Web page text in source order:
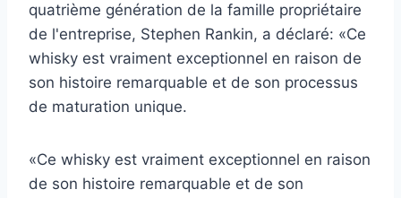
quatrième génération de la famille propriétaire
de l'entreprise, Stephen Rankin, a déclaré: «Ce
whisky est vraiment exceptionnel en raison de
son histoire remarquable et de son processus
de maturation unique.
«Ce whisky est vraiment exceptionnel en raison
de son histoire remarquable et de son